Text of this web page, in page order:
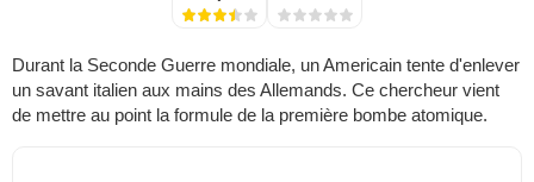
Durant la Seconde Guerre mondiale, un Americain tente d'enlever
un savant italien aux mains des Allemands. Ce chercheur vient
de mettre au point la formule de la première bombe atomique.